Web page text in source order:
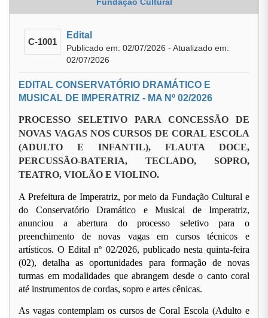
C-1001
Edital
Publicado em: 02/07/2026 - Atualizado em:
02/07/2026
EDITAL CONSERVATÓRIO DRAMÁTICO E
MUSICAL DE IMPERATRIZ - MA Nº 02/2026
PROCESSO SELETIVO PARA CONCESSÃO DE
NOVAS VAGAS NOS CURSOS DE CORAL ESCOLA
(ADULTO E INFANTIL), FLAUTA DOCE,
PERCUSSÃO-BATERIA, TECLADO, SOPRO,
TEATRO, VIOLÃO E VIOLINO.
A Prefeitura de Imperatriz, por meio da Fundação Cultural e
do Conservatório Dramático e Musical de Imperatriz,
anunciou a abertura do processo seletivo para o
preenchimento de novas vagas em cursos técnicos e
artísticos. O Edital nº 02/2026, publicado nesta quinta-feira
(02), detalha as oportunidades para formação de novas
turmas em modalidades que abrangem desde o canto coral
até instrumentos de cordas, sopro e artes cênicas.
As vagas contemplam os cursos de Coral Escola (Adulto e